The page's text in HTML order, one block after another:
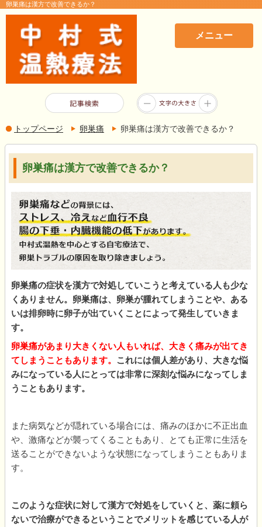
卵巣痛は漢方で改善できるか？
メニュー
トップページ 卵巣痛 卵巣痛は漢方で改善できるか？
卵巣痛は漢方で改善できるか？
卵巣痛の症状を漢方で対処していこうと考えている人も少な
くありません。卵巣痛は、卵巣が腫れてしまうことや、ある
いは排卵時に卵子が出ていくことによって発生していきま
す。
卵巣痛があまり大きくない人もいれば、大きく痛みが出てき
てしまうこともあります。 これには個人差があり、大きな悩
みになっている人にとっては非常に深刻な悩みになってしま
うこともあります。
また病気などが隠れている場合には、痛みのほかに不正出血
や、激痛などが襲ってくることもあり、とても正常に生活を
送ることができないような状態になってしまうこともありま
す。
このような症状に対して漢方で対処をしていくと、薬に頼ら
ないで治療ができるということでメリットを感じている人が